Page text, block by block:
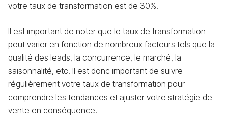
votre taux de transformation est de 30%.
Il est important de noter que le taux de transformation
peut varier en fonction de nombreux facteurs tels que la
qualité des leads, la concurrence, le marché, la
saisonnalité, etc. Il est donc important de suivre
régulièrement votre taux de transformation pour
comprendre les tendances et ajuster votre stratégie de
vente en conséquence.